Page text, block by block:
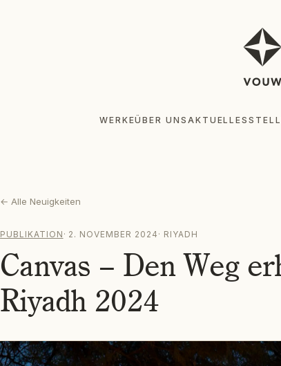
WERKEÜBER UNS AKTUELLES
← Alle Neuigkeiten
PUBLIKATION · 2. NOVEMBER 2024 · RIYADH
Canvas – Den Weg
Riyadh 2024